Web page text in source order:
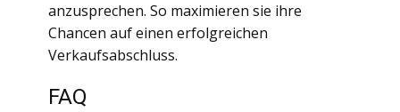
anzusprechen. So maximieren sie ihre
Chancen auf einen erfolgreichen
Verkaufsabschluss.
FAQ